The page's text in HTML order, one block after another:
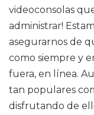
videoconsolas
administrar!
asegurarnos de
como siempre y
fuera, en línea.
tan populares
disfrutando de